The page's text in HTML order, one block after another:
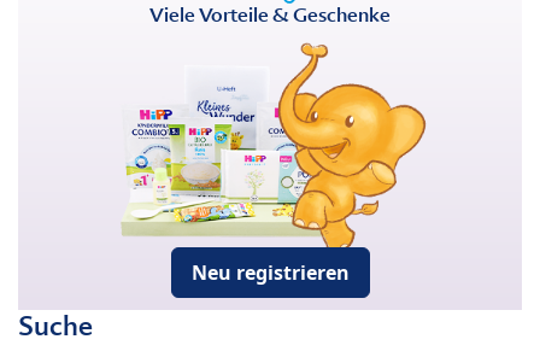
Viele Vorteile & Geschenke
Neu registrieren
Suche